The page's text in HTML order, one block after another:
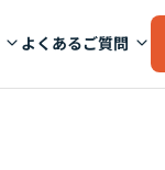
よくあるご質問